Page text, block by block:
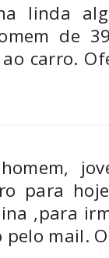
linda
de
carro.
para
,para
pelo mail.